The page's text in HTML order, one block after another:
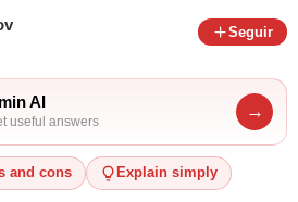
Seguir
AI
useful answers
→
and cons Explain simply